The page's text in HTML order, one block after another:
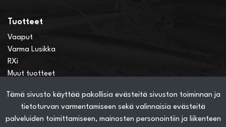
Tämä sivusto käyttää pakollisia evästeitä sivuston toiminnan ja
tietoturvan varmentamiseen sekä valinnaisia evästeitä
palveluiden toimittamiseen, mainosten personointiin ja liikenteen
Tuotteet
Vaaput
Varma Lusikka
RXi
Muut tuotteet
Verkkokauppainfo
Näin teet ostoksia verkkokaupassa